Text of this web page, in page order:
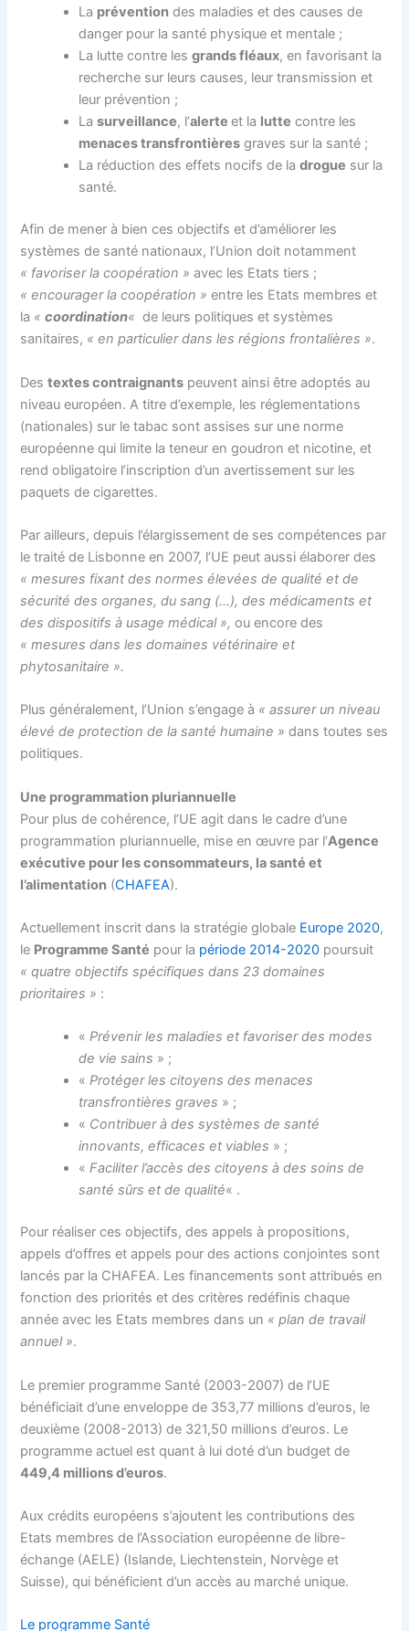
La prévention des maladies et des causes de
danger pour la santé physique et mentale ;
La lutte contre lesgrands fléaux, en favorisant la
recherche sur leurs causes, leur transmission et
leur prévention ;
Lasurveillance, l’alerteet la lutte contre les
menaces transfrontières graves sur la santé ;
La réduction des effets nocifs de ladrogue sur la
santé.
Afin de mener à bien ces objectifs et d’améliorer les
systèmes de santé nationaux, l’Union doit notamment
« favoriser la coopération » avec les Etats tiers ;
« encourager la coopération »entre les Etats membres et
la «coordination« de leurs politiques et systèmes
sanitaires, « en particulier dans les régions frontalières ».
Destextes contraignants peuvent ainsi être adoptés au
niveau européen. A titre d’exemple, les réglementations
(nationales) sur le tabac sont assises sur une norme
européenne qui limite la teneur en goudron et nicotine, et
rend obligatoire l’inscription d’un avertissement sur les
paquets de cigarettes.
Par ailleurs, depuis l’élargissement de ses compétences par
le traité de Lisbonne en 2007, l’UE peut aussi élaborer des
« mesures fixant des normes élevées de qualité et de
sécurité des organes, du sang (…), des médicaments et
des dispositifs à usage médical », ou encore des
« mesures dans les domaines vétérinaire et
phytosanitaire ».
Plus généralement, l’Union s’engage à « assurer un niveau
élevé de protection de la santé humaine »dans toutes ses
politiques.
Une programmation pluriannuelle
Pour plus de cohérence, l’UE agit dans le cadre d’une
programmation pluriannuelle, mise en œuvre par l’Agence
exécutive pour les consommateurs, la santé et
l’alimentation (CHAFEA).
Actuellement inscrit dans la stratégie globale Europe 2020,
le Programme Santé pour la période 2014-2020 poursuit
« quatre objectifs spécifiques dans 23 domaines
prioritaires » :
«Prévenir les maladies et favoriser des modes
de vie sains » ;
«Protéger les citoyens des menaces
transfrontières graves » ;
« Contribuer à des systèmes de santé
innovants, efficaces et viables » ;
«Faciliter l’accès des citoyens à des soins de
santé sûrs et de qualité« .
Pour réaliser ces objectifs, des appels à propositions,
appels d’offres et appels pour des actions conjointes sont
lancés par la CHAFEA. Les financements sont attribués en
fonction des priorités et des critères redéfinis chaque
année avec les Etats membres dans un « plan de travail
annuel ».
Le premier programme Santé (2003-2007) de l’UE
bénéficiait d’une enveloppe de 353,77 millions d’euros, le
deuxième (2008-2013) de 321,50 millions d’euros. Le
programme actuel est quant à lui doté d’un budget de
449,4 millions d’euros.
Aux crédits européens s’ajoutent les contributions des
Etats membres de l’Association européenne de libre-
échange (AELE) (Islande, Liechtenstein, Norvège et
Suisse), qui bénéficient d’un accès au marché unique.
Le programme Santé